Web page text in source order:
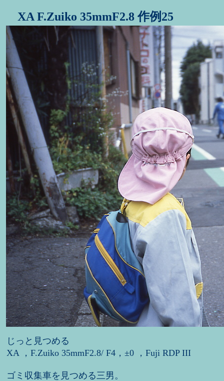
XA F.Zuiko 35mmF2.8 作例25
じっと見つめる
XA ，F.Zuiko 35mmF2.8/ F4，±0 ，Fuji RDP III
ゴミ収集車を見つめる三男。